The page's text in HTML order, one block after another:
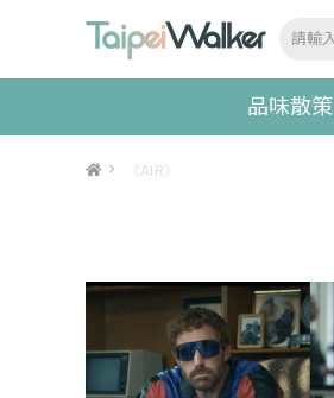
品味散策
> 《AIR》